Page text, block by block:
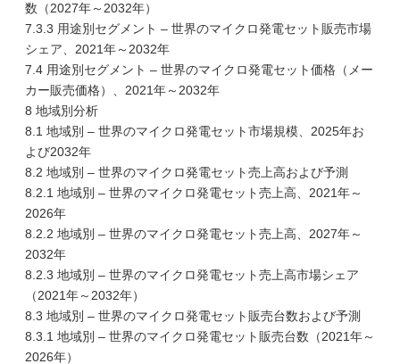
数（2027年～2032年）
7.3.3 用途別セグメント – 世界のマイクロ発電セット販売市場
シェア、2021年～2032年
7.4 用途別セグメント – 世界のマイクロ発電セット価格（メー
カー販売価格）、2021年～2032年
8 地域別分析
8.1 地域別 – 世界のマイクロ発電セット市場規模、2025年お
よび2032年
8.2 地域別 – 世界のマイクロ発電セット売上高および予測
8.2.1 地域別 – 世界のマイクロ発電セット売上高、2021年～
2026年
8.2.2 地域別 – 世界のマイクロ発電セット売上高、2027年～
2032年
8.2.3 地域別 – 世界のマイクロ発電セット売上高市場シェア
（2021年～2032年）
8.3 地域別 – 世界のマイクロ発電セット販売台数および予測
8.3.1 地域別 – 世界のマイクロ発電セット販売台数（2021年～
2026年）